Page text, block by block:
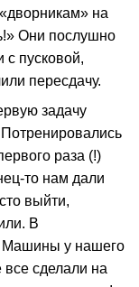
на
Они послушно
с пусковой,
пересдачу.
задачу
раза (!)
то нам дали
выйти,
В
Машины у нашего
сделали на